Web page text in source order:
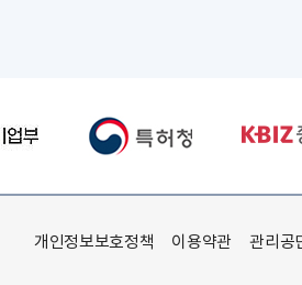
개인정보보호정책 이용약관 관리공